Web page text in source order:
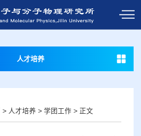
人才培养
> 人才培养 > 学团工作 > 正文